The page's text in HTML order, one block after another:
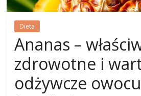
Dieta
Ananas –
zdrowotne i
odżywcze owocu